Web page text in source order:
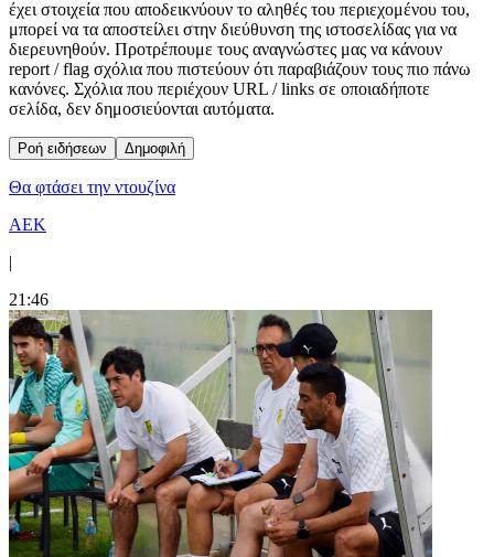
έχει στοιχεία που αποδεικνύουν το αληθές του περιεχομένου του,
μπορεί να τα αποστείλει στην διεύθυνση της ιστοσελίδας για να
διερευνηθούν. Προτρέπουμε τους αναγνώστες μας να κάνουν
report / flag σχόλια που πιστεύουν ότι παραβιάζουν τους πιο πάνω
κανόνες. Σχόλια που περιέχουν URL / links σε οποιαδήποτε
σελίδα, δεν δημοσιεύονται αυτόματα.
Ροή ειδήσεων Δημοφιλή
Θα φτάσει την ντουζίνα
ΑΕΚ
|
21:46